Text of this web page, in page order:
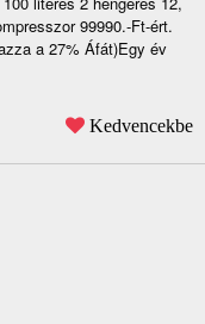
99990.-Ft-ért.
a 27% Áfát)Egy év
Kedvencekbe